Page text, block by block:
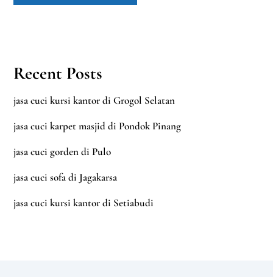
Recent Posts
jasa cuci kursi kantor di Grogol Selatan
jasa cuci karpet masjid di Pondok Pinang
jasa cuci gorden di Pulo
jasa cuci sofa di Jagakarsa
jasa cuci kursi kantor di Setiabudi